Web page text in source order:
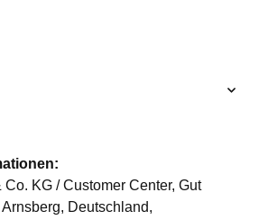
Co. KG / Customer Center, Gut
Deutschland,